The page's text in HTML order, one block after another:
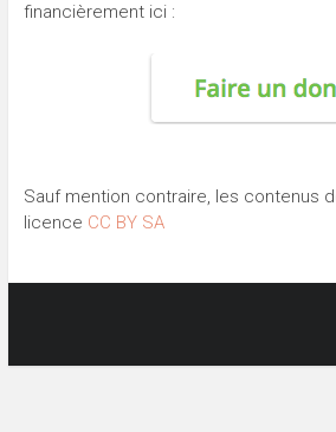
financièrement ici :
Sauf mention contraire, les contenus
licence CC BY SA